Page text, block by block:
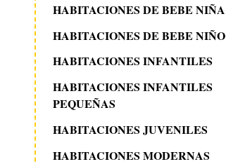
HABITACIONES DE BEBE NIÑA
HABITACIONES DE BEBE NIÑO
HABITACIONES INFANTILES
HABITACIONES INFANTILES
PEQUEÑAS
HABITACIONES JUVENILES
HABITACIONES MODERNAS